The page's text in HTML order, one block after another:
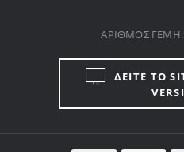
ΔΕΙΤΕ ΤΟ
ΑΡΙΘΜΟΣ ΓΕΜΗ: